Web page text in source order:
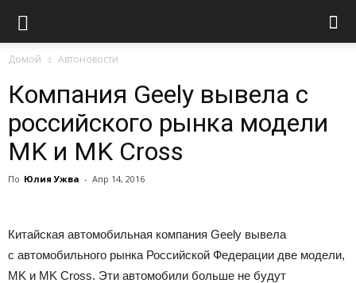
Домой Автоновости
Компания Geely вывела с
российского рынка модели
MK и MK Cross
По Юлия Ужва - Апр 14, 2016
Китайская автомобильная компания Geely вывела
с автомобильного рынка Российской Федерации две модели,
MK и MK Cross. Эти автомобили больше не будут